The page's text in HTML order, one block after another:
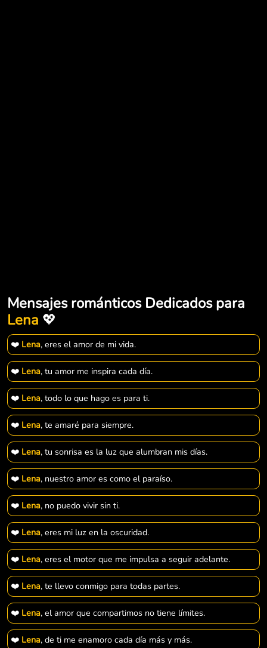
Mensajes románticos Dedicados para
Lena 💖
❤️ Lena, eres el amor de mi vida.
❤️ Lena, tu amor me inspira cada día.
❤️ Lena, todo lo que hago es para ti.
❤️ Lena, te amaré para siempre.
❤️ Lena, tu sonrisa es la luz que alumbran mis días.
❤️ Lena, nuestro amor es como el paraíso.
❤️ Lena, no puedo vivir sin ti.
❤️ Lena, eres mi luz en la oscuridad.
❤️ Lena, eres el motor que me impulsa a seguir adelante.
❤️ Lena, te llevo conmigo para todas partes.
❤️ Lena, el amor que compartimos no tiene límites.
❤️ Lena, de ti me enamoro cada día más y más.